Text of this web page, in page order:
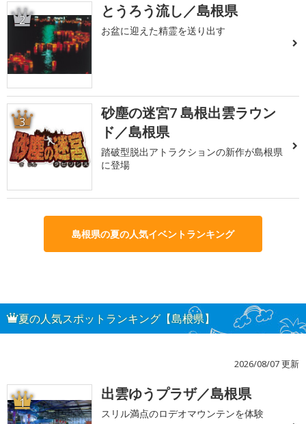
2 とうろう流し／島根県
お盆に迎えた精霊を送り出す
3
砂塵の迷宮7 島根出雲ラウン
ド／島根県
踏破型脱出アトラクションの新作が島根県
に登場
島根県の夏の人気イベントランキング
夏の人気スポットランキング【島根県】
2026/08/07 更新
1 出雲ゆうプラザ／島根県
スリル満点のロデオマウンテンを体験